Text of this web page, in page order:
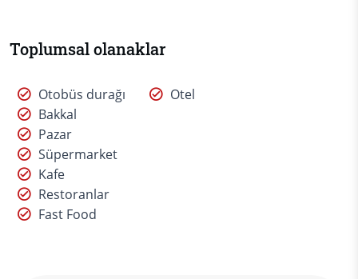
Toplumsal olanaklar
Otobüs durağı
Bakkal
Pazar
Süpermarket
Kafe
Restoranlar
Fast Food
Otel